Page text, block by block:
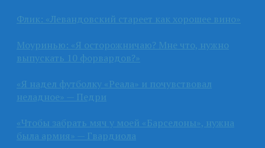
Флик: «Левандовский стареет как хорошее вино»
Моуринью: «Я осторожничаю? Мне что, нужно
выпускать 10 форвардов?»
«Я надел футболку «Реала» и почувствовал
неладное» — Педри
«Чтобы забрать мяч у моей «Барселоны», нужна
была армия» — Гвардиола